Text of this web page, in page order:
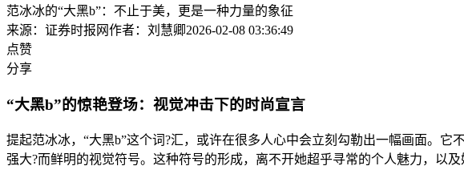
范冰冰的“大黑b”：不止于美，更是一种力量的象征
来源：证券时报网作者：刘慧卿2026-02-08 03:36:49
点赞
分享
“大黑b”的惊艳登场：视觉冲击下的时尚宣言
提起范冰冰，“大黑b”这个词?汇，或许在很多人心中会立刻勾勒出一幅画面。
强大?而鲜明的视觉符号。这种符号的形成，离不开她超乎寻常的个人魅力，以及